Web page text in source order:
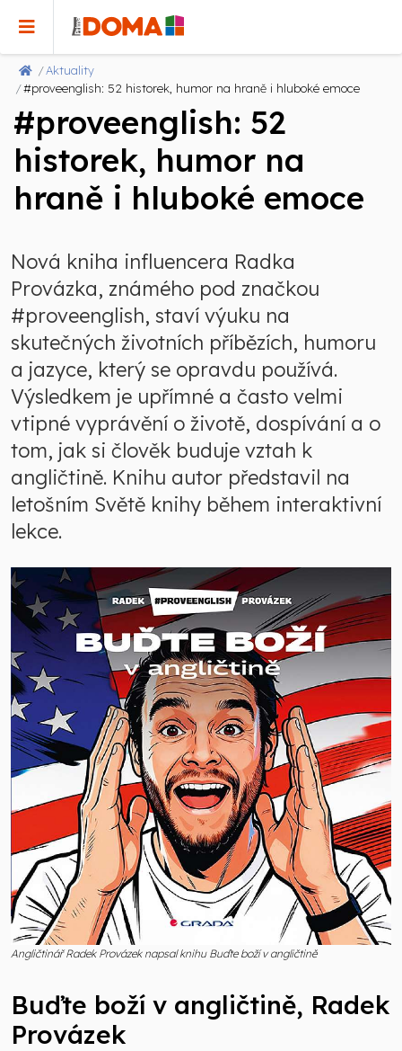
Aktuality
#proveenglish: 52 historek, humor na hraně i hluboké emoce
#proveenglish: 52
historek, humor na
hraně i hluboké emoce
Nová kniha influencera Radka
Provázka, známého pod značkou
#proveenglish, staví výuku na
skutečných životních příbězích, humoru
a jazyce, který se opravdu používá.
Výsledkem je upřímné a často velmi
vtipné vyprávění o životě, dospívání a o
tom, jak si člověk buduje vztah k
angličtině. Knihu autor představil na
letošním Světě knihy během interaktivní
lekce.
Angličtinář Radek Provázek napsal knihu Buďte boží v angličtině
Buďte boží v angličtině, Radek
Provázek